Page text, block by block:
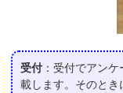
受付 ：受付でアン
載します。そのと